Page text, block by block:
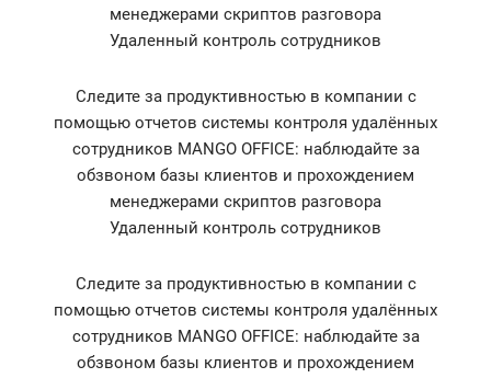
менеджерами скриптов разговора
Удаленный контроль сотрудников
Следите за продуктивностью в компании с
помощью отчетов системы контроля удалённых
сотрудников MANGO OFFICE: наблюдайте за
обзвоном базы клиентов и прохождением
менеджерами скриптов разговора
Удаленный контроль сотрудников
Следите за продуктивностью в компании с
помощью отчетов системы контроля удалённых
сотрудников MANGO OFFICE: наблюдайте за
обзвоном базы клиентов и прохождением